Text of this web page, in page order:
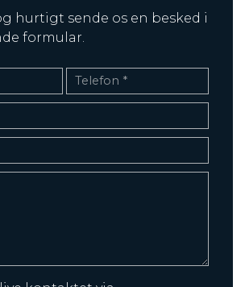
hurtigt sende os en besked i
formular.